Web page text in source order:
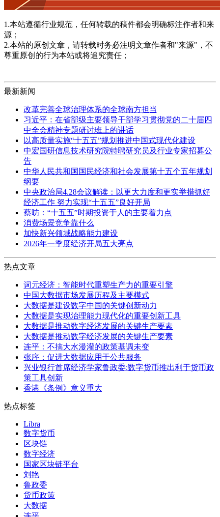
1.本站遵循行业规范，任何转载的稿件都会明确标注作者和来
源；
2.本站的原创文章，请转载时务必注明文章作者和"来源"，不
尊重原创的行为本站或将追究责任；
最新新闻
改革完善全球治理体系的全球南方担当
习近平：在省部级主要领导干部学习贯彻党的二十届四
中全会精神专题研讨班上的讲话
以高质量实施“十五五”规划推进中国式现代化建设
中宏国研信息技术研究院特聘研究员及行业专家招募公
告
中华人民共和国国民经济和社会发展第十五个五年规划
纲要
中央政治局4.28会议解读：以更大力度和更实举措抓好
经济工作 努力实现“十五五”良好开局
蔡昉：“十五五”时期投资于人的主要着力点
消费场景竞争靠什么
加快新兴领域战略能力建设
2026年一季度经济开局五大亮点
热点文章
词元经济：智能时代重塑生产力的重要引擎
中国大数据市场发展历程及主要模式
大数据是建设数字中国的关键创新动力
大数据是实现治理能力现代化的重要创新工具
大数据是推动数字经济发展的关键生产要素
大数据是推动数字经济发展的关键生产要素
连平：不搞大水漫灌的政策基调未变
张序：促进大数据应用于公共服务
兴业银行首席经济学家鲁政委:数字货币推出利于货币政
策工具创新
香港《条例》意义重大
热点标签
Libra
数字货币
区块链
数字经济
国家区块链平台
刘艳
鲁政委
货币政策
大数据